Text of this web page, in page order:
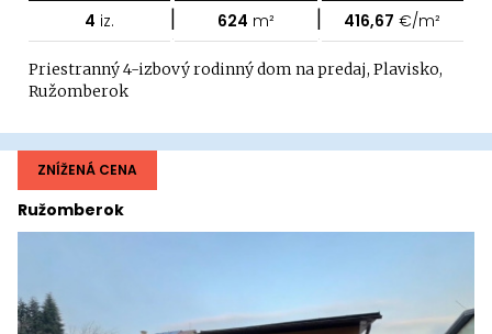
4 iz. | 624 m² | 416,67 €/m²
Priestranný 4-izbový rodinný dom na predaj, Plavisko,
Ružomberok
Ružomberok
ZNÍŽENÁ CENA